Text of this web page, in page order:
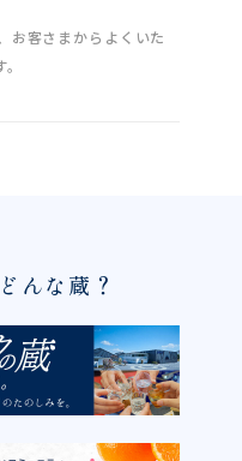
お客さまからよくいた
んな蔵？